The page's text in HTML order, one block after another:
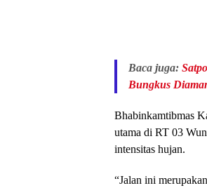
Baca juga:
Bungkus
Bhabinkamtibmas
utama di RT 03
intensitas hujan.
“Jalan ini